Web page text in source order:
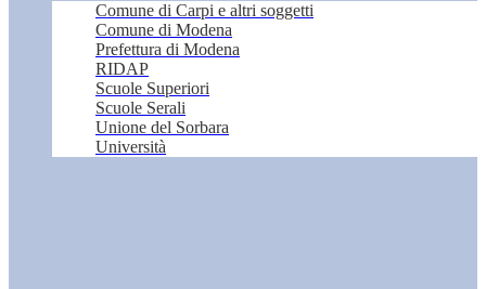
Comune di Carpi e altri soggetti
Comune di Modena
Prefettura di Modena
RIDAP
Scuole Superiori
Scuole Serali
Unione del Sorbara
Università